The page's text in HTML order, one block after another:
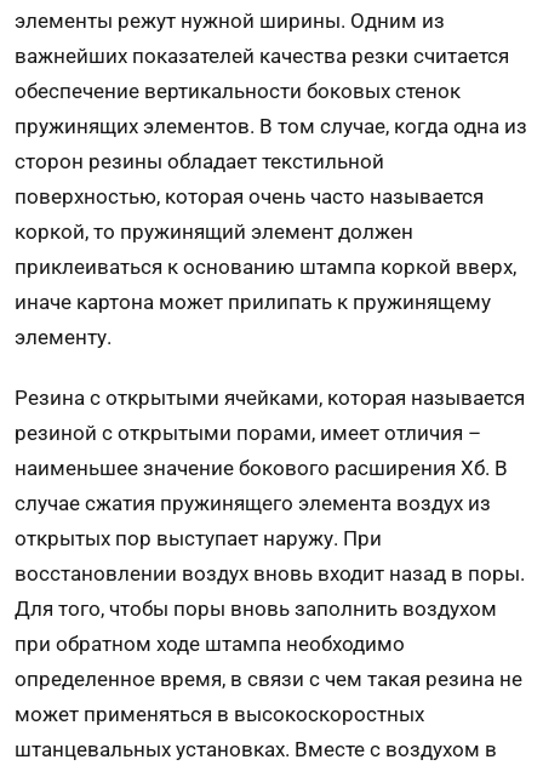
элементы режут нужной ширины. Одним из
важнейших показателей качества резки считается
обеспечение вертикальности боковых стенок
пружинящих элементов. В том случае, когда одна из
сторон резины обладает текстильной
поверхностью, которая очень часто называется
коркой, то пружинящий элемент должен
приклеиваться к основанию штампа коркой вверх,
иначе картона может прилипа­ть к пружинящему
элементу.
Резина с открытыми ячейками, которая называется
рези­ной с открытыми порами, имеет отличия –
наименьшее значение бокового расширения Хб. В
случае сжатия пружинящего элемента воздух из
открытых пор выступает наружу. При
восстановлении воздух вновь входит назад в поры.
Для того, чтобы поры вновь заполнить воздухом
при обратном ходе штампа необходимо
определенное время, в связи с чем такая резина не
может применяться в высокоскоростных
штанцевальных установках. Вместе с воздухом в